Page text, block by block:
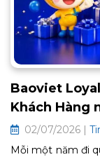
Baoviet
Khách Hàng
02/07/2026 |
Mỗi một năm đi